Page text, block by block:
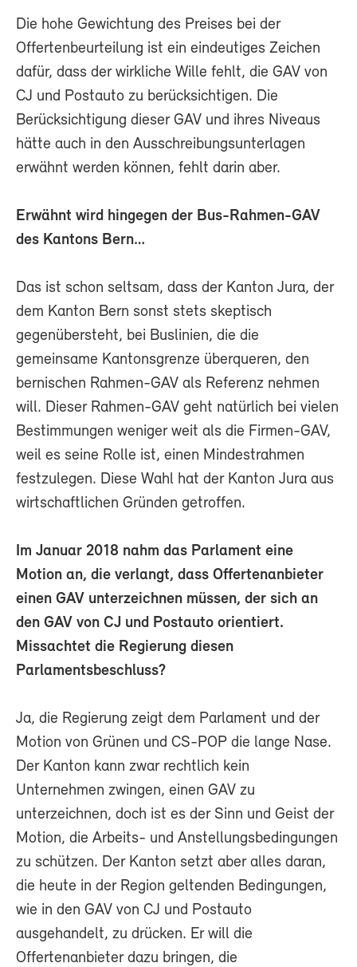
Die hohe Gewichtung des Preises bei der
Offertenbeurteilung ist ein eindeutiges Zeichen
dafür, dass der wirkliche Wille fehlt, die GAV von
CJ und Postauto zu berücksichtigen. Die
Berücksichtigung dieser GAV und ihres Niveaus
hätte auch in den Ausschreibungsunterlagen
erwähnt werden können, fehlt darin aber.
Erwähnt wird hingegen der Bus-Rahmen-GAV
des Kantons Bern…
Das ist schon seltsam, dass der Kanton Jura, der
dem Kanton Bern sonst stets skeptisch
gegenübersteht, bei Buslinien, die die
gemeinsame Kantonsgrenze überqueren, den
bernischen Rahmen-GAV als Referenz nehmen
will. Dieser Rahmen-GAV geht natürlich bei vielen
Bestimmungen weniger weit als die Firmen-GAV,
weil es seine Rolle ist, einen Mindestrahmen
festzulegen. Diese Wahl hat der Kanton Jura aus
wirtschaftlichen Gründen getroffen.
Im Januar 2018 nahm das Parlament eine
Motion an, die verlangt, dass Offertenanbieter
einen GAV unterzeichnen müssen, der sich an
den GAV von CJ und Postauto orientiert.
Missachtet die Regierung diesen
Parlamentsbeschluss?
Ja, die Regierung zeigt dem Parlament und der
Motion von Grünen und CS-POP die lange Nase.
Der Kanton kann zwar rechtlich kein
Unternehmen zwingen, einen GAV zu
unterzeichnen, doch ist es der Sinn und Geist der
Motion, die Arbeits- und Anstellungsbedingungen
zu schützen. Der Kanton setzt aber alles daran,
die heute in der Region geltenden Bedingungen,
wie in den GAV von CJ und Postauto
ausgehandelt, zu drücken. Er will die
Offertenanbieter dazu bringen, die